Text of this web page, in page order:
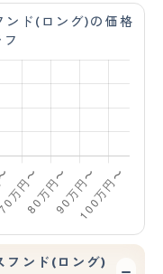
ンド(ロング)の価格
フンド(ロング)